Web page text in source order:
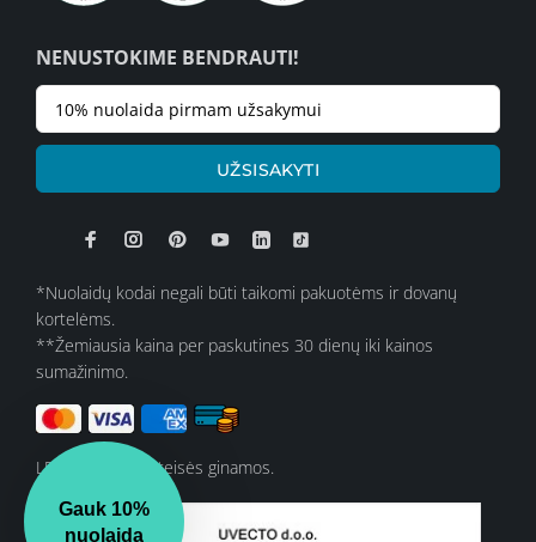
NENUSTOKIME BENDRAUTI!
UŽSISAKYTI
*Nuolaidų kodai negali būti taikomi pakuotėms ir dovanų
kortelėms.
**Žemiausia kaina per paskutines 30 dienų iki kainos
sumažinimo.
LELOSI © Visos teisės ginamos.
Gauk 10%